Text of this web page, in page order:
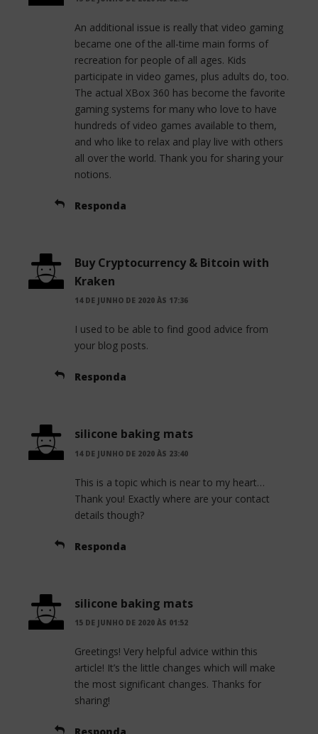
An additional issue is really that video gaming
became one of the all-time main forms of
recreation for people of all ages. Kids
participate in video games, plus adults do, too.
The actual XBox 360 has become the favorite
gaming systems for many who love to have
hundreds of video games available to them,
and who like to relax and play live with others
all over the world. Thank you for sharing your
notions.
Responda
Buy Cryptocurrency & Bitcoin with
Kraken
14 DE JUNHO DE 2020 ÀS 17:36
I used to be able to find good advice from
your blog posts.
Responda
silicone baking mats
14 DE JUNHO DE 2020 ÀS 23:40
This is a topic which is near to my heart…
Thank you! Exactly where are your contact
details though?
Responda
silicone baking mats
15 DE JUNHO DE 2020 ÀS 01:52
Greetings! Very helpful advice within this
article! It’s the little changes which will make
the most significant changes. Thanks for
sharing!